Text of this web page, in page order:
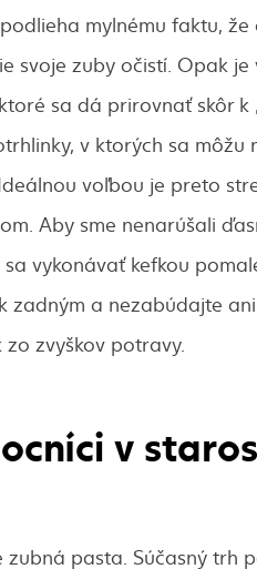
mylnému faktu, že
svoje zuby očistí. Opak je
sa dá prirovnať skôr k
v ktorých sa môžu
voľbou je preto
Aby sme nenarúšali
vykonávať kefkou
zadným a nezabúdajte
zvyškov potravy.
v
pasta. Súčasný trh